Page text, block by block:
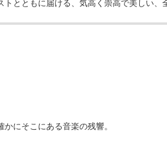
とともに届ける、気高く崇高で美しい、
にそこにある音楽の残響。